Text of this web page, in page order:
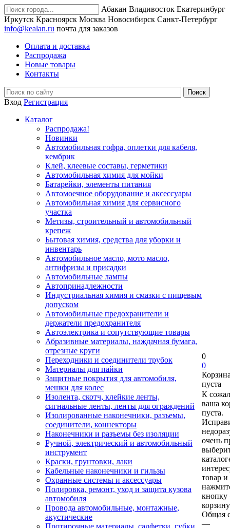
Абакан Владивосток Екатеринбург
Иркутск Красноярск Москва Новосибирск Санкт-Петербург
info@kealan.ru почта для заказов
Оплата и доставка
Распродажа
Новые товары
Контакты
Вход Регистрация
Каталог
Распродажа!
Новинки
Автомобильная гофра, оплетки для кабеля,
кембрик
Клей, клеевые составы, герметики
Автомобильная химия для мойки
Батарейки, элементы питания
Автомоечное оборудование и аксессуары
Автомобильная химия для сервисного
участка
Метизы, строительный и автомобильный
крепеж
Бытовая химия, средства для уборки и
инвентарь
Автомобильное масло, мото масло,
антифризы и присадки
Автомобильные лампы
Автопринадлежности
Индустриальная химия и смазки с пищевым
допуском
Автомобильные предохранители и
держатели предохранителя
Автоэлектрика и сопутствующие товары
Абразивные материалы, наждачная бумага,
отрезные круги
Переходники и соединители трубок
Материалы для пайки
Защитные покрытия для автомобиля,
мешки для колес
Изолента, скотч, клейкие ленты,
сигнальные ленты, ленты для ограждений
Изолированные наконечники, разъемы,
соединители, коннекторы
Наконечники и разъемы без изоляции
Ручной, электрический и автомобильный
инструмент
Краски, грунтовки, лаки
Кабельные наконечники и гильзы
Охранные системы и аксессуары
Полировка, ремонт, уход и защита кузова
автомобиля
Провода автомобильные, монтажные,
акустические
Протирочные материалы, салфетки, губки
0
0
пуста
К
ваша
пуста.
очень
товар и
кнопку
Общая
—